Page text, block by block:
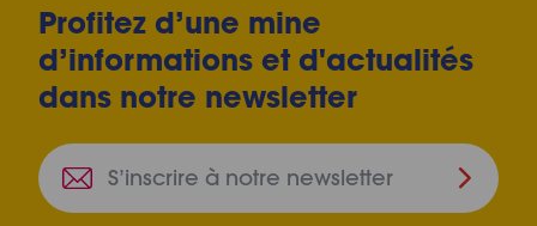
Profitez d’une mine
d’informations et d'actualités
dans notre newsletter
à